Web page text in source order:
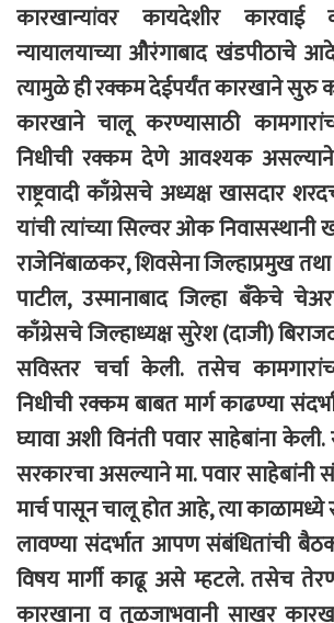
कारखान्यांवर कायदेशीर
न्यायालयाच्या औरंगाबाद
त्यामुळे ही रक्कम देईपर्यंत कारखाने सुरु
कारखाने चालू करण्यासाठी
निधीची रक्कम देणे आवश्यक असल्याने
राष्ट्रवादी काँग्रेसचे अध्यक्ष खासदार
यांची त्यांच्या सिल्वर ओक
राजेनिंबाळकर, शिवसेना जिल्हाप्रमुख
पाटील, उस्मानाबाद जिल्हा बँकेचे
काँग्रेसचे जिल्हाध्यक्ष सुरेश (दाजी)
सविस्तर चर्चा केली. तसेच
निधीची रक्कम बाबत मार्ग काढण्या
घ्यावा अशी विनंती पवार साहेबांना
सरकारचा असल्याने मा. पवार
मार्च पासून चालू होत आहे, त्या काळामध्ये
लावण्या संदर्भात आपण संबंधितांची
विषय मार्गी काढू असे म्हटले. तसेच
कारखाना व तुळजाभवानी साखर